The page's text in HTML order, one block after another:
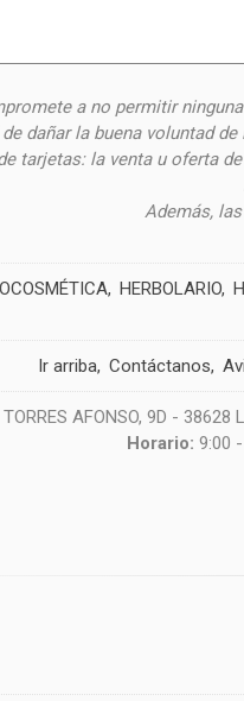
a no permitir
dañar la buena voluntad
tarjetas: la venta u oferta
Además,
HERBOLARIO
Ir arriba Contáctanos
TORRES AFONSO, 9D -
Horario:9:00